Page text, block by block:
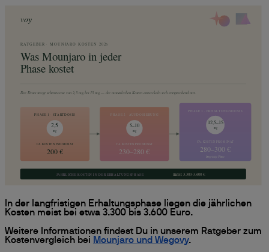
In der langfristigen Erhaltungsphase liegen die jährlichen
Kosten meist bei etwa 3.300 bis 3.600 Euro.
Weitere Informationen findest Du in unserem Ratgeber zum
Kostenvergleich bei Mounjaro und Wegovy.